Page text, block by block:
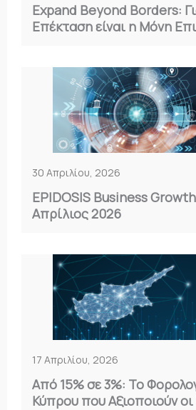
Expand Beyond Borders:
Επέκταση είναι η Μόνη
30 Απριλίου, 2026
EPIDOSIS Business
Απρίλιος 2026
17 Απριλίου, 2026
Από 15% σε 3%: Το
Κύπρου που Αξιοποιούν